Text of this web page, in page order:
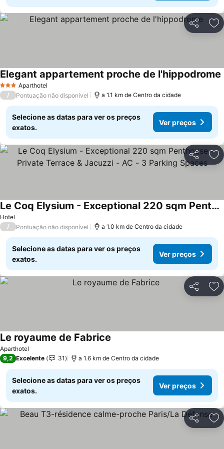
Partilhar
3 EstrelasAparthotel
Elegant appartement proche de l'hippodrome
/ Pontuação não disponível a 1.1 km de Centro da cidade
Selecione as datas para ver os preços
exatos.
Ver preços
Partilhar
Hotel
Le Coq Elysium - Exceptional 220 sqm Penthouse - Private Terrace & Jacuzzi - AC - 3 Parking Spaces
Ver preços
/ Pontuação não disponível a 1.0 km de Centro da cidade
Selecione as datas para ver os preços
exatos.
Ver preços
Partilhar
Aparthotel
Le royaume de Fabrice
9,2 Excelente 31 a 1.6 km de Centro da cidade
Selecione as datas para ver os preços
exatos.
Ver preços
Partilhar